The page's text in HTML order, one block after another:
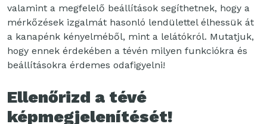
valamint a megfelelő beállítások segíthetnek, hogy a
mérkőzések izgalmát hasonló lendülettel élhessük át
a kanapénk kényelméből, mint a lelátókról. Mutatjuk,
hogy ennek érdekében a tévén milyen funkciókra és
beállításokra érdemes odafigyelni!
Ellenőrizd a tévé
képmegjelenítését!